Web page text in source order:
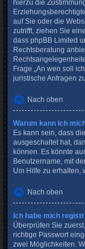
hierzu die
auf Sie oder die
zutrifft, ziehen Sie
dass phpBB Limited
Rechtsberatung
Frage „An wen soll
juristische Anfragen
Nach oben
Warum kann ich
Es kann sein, dass
ausgeschaltet hat,
können. Es könnte
Benutzername, mit
Um Hilfe zu erhalten,
Nach oben
Ich habe mich
Überprüfen Sie
richtige Passwort
zwei Möglichkeiten.